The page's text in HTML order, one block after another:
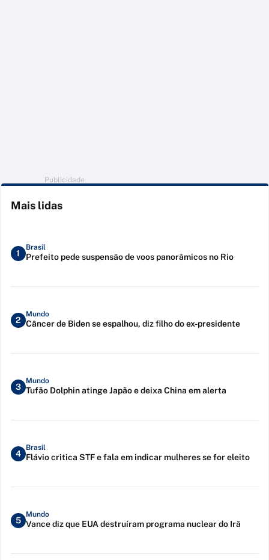
Publicidade
Mais lidas
1
Brasil
Prefeito pede suspensão de voos panorâmicos no Rio
2
Mundo
Câncer de Biden se espalhou, diz filho do ex-presidente
3
Mundo
Tufão Dolphin atinge Japão e deixa China em alerta
4
Brasil
Flávio critica STF e fala em indicar mulheres se for eleito
5
Mundo
Vance diz que EUA destruíram programa nuclear do Irã